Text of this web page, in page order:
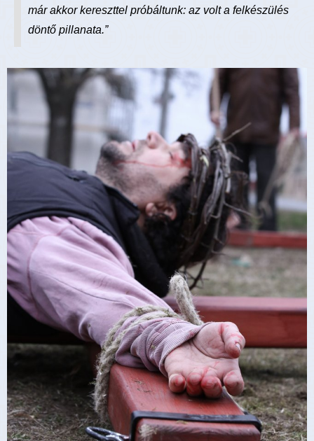
már akkor kereszttel próbáltunk: az volt a felkészülés
döntő pillanata.”